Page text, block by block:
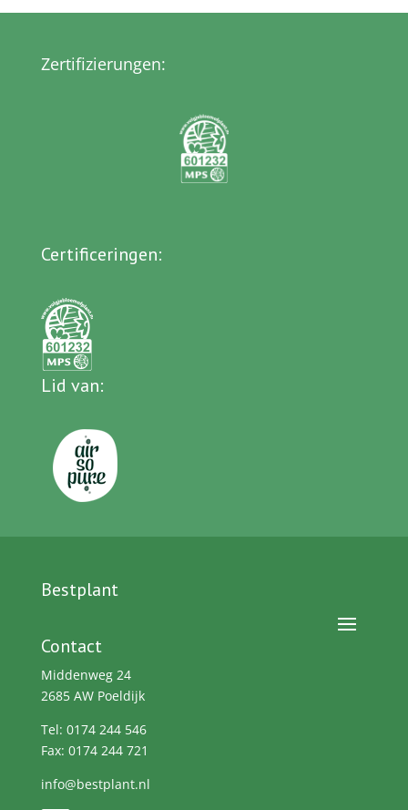
Zertifizierungen:
Certificeringen:
Lid van:
Bestplant
Contact
Middenweg 24
2685 AW Poeldijk
Tel: 0174 244 546
Fax: 0174 244 721
info@bestplant.nl